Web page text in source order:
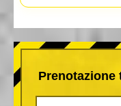
Prenotazione